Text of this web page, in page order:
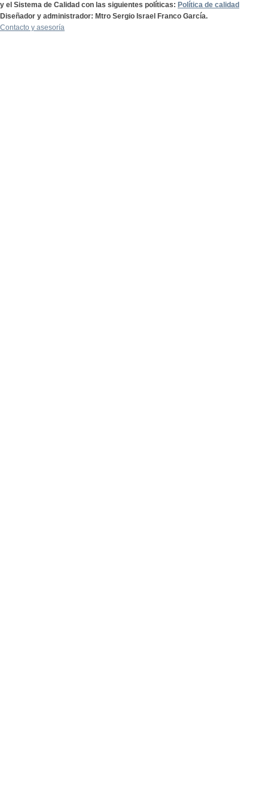
y el Sistema de Calidad con las siguientes políticas: Política de calidad
Diseñador y administrador: Mtro Sergio Israel Franco García.
Contacto y asesoría